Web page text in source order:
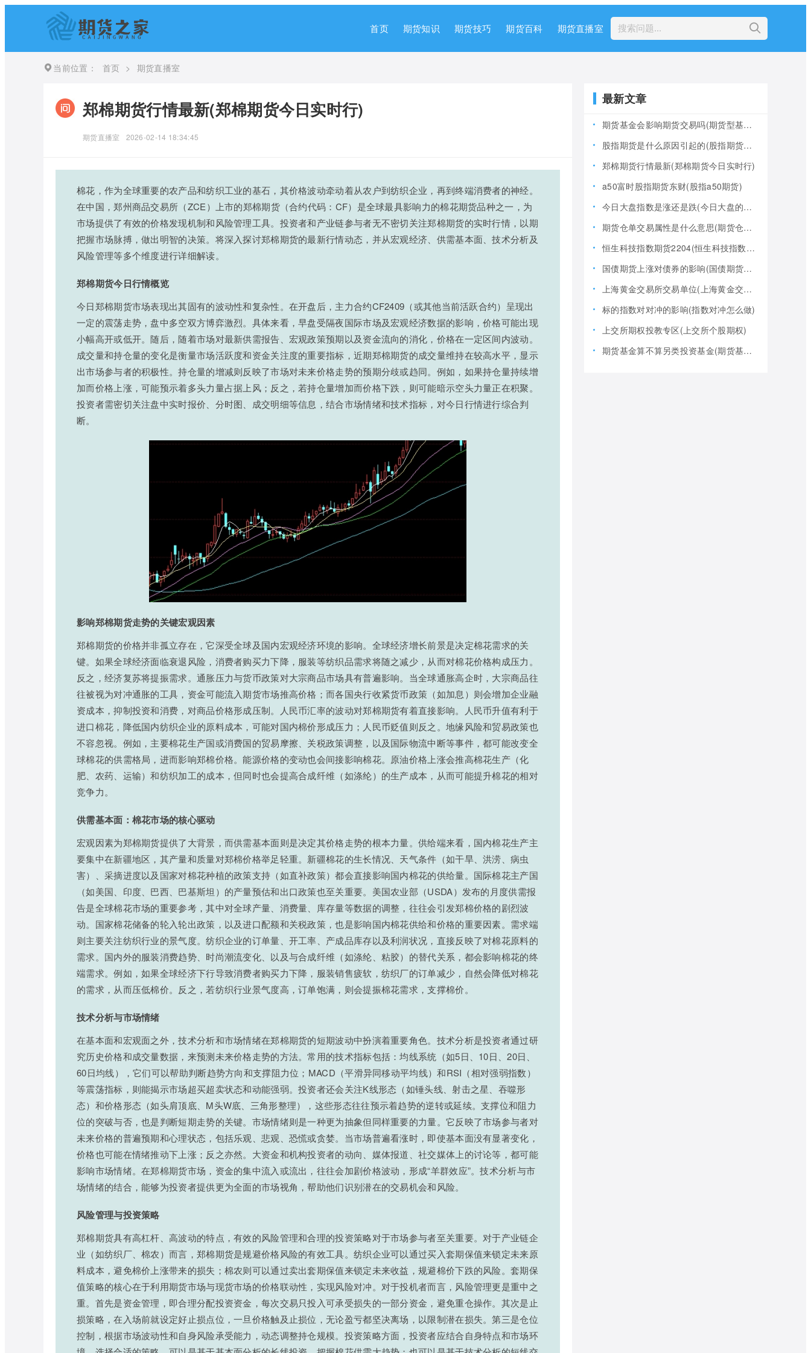
首页 期货知识 期货技巧 期货百科 期货直播室
当前位置： 首页 > 期货直播室
郑棉期货行情最新(郑棉期货今日实时行)
期货直播室 2026-02-14 18:34:45
棉花，作为全球重要的农产品和纺织工业的基石，其价格波动牵动着从农户到纺织企业，再到终端消费者的神经。
在中国，郑州商品交易所（ZCE）上市的郑棉期货（合约代码：CF）是全球最具影响力的棉花期货品种之一，为
市场提供了有效的价格发现机制和风险管理工具。投资者和产业链参与者无不密切关注郑棉期货的实时行情，以期
把握市场脉搏，做出明智的决策。将深入探讨郑棉期货的最新行情动态，并从宏观经济、供需基本面、技术分析及
风险管理等多个维度进行详细解读。
郑棉期货今日行情概览
今日郑棉期货市场表现出其固有的波动性和复杂性。在开盘后，主力合约CF2409（或其他当前活跃合约）呈现出
一定的震荡走势，盘中多空双方博弈激烈。具体来看，早盘受隔夜国际市场及宏观经济数据的影响，价格可能出现
小幅高开或低开。随后，随着市场对最新供需报告、宏观政策预期以及资金流向的消化，价格在一定区间内波动。
成交量和持仓量的变化是衡量市场活跃度和资金关注度的重要指标，近期郑棉期货的成交量维持在较高水平，显示
出市场参与者的积极性。持仓量的增减则反映了市场对未来价格走势的预期分歧或趋同。例如，如果持仓量持续增
加而价格上涨，可能预示着多头力量占据上风；反之，若持仓量增加而价格下跌，则可能暗示空头力量正在积聚。
投资者需密切关注盘中实时报价、分时图、成交明细等信息，结合市场情绪和技术指标，对今日行情进行综合判
断。
影响郑棉期货走势的关键宏观因素
郑棉期货的价格并非孤立存在，它深受全球及国内宏观经济环境的影响。全球经济增长前景是决定棉花需求的关
键。如果全球经济面临衰退风险，消费者购买力下降，服装等纺织品需求将随之减少，从而对棉花价格构成压力。
反之，经济复苏将提振需求。通胀压力与货币政策对大宗商品市场具有普遍影响。当全球通胀高企时，大宗商品往
往被视为对冲通胀的工具，资金可能流入期货市场推高价格；而各国央行收紧货币政策（如加息）则会增加企业融
资成本，抑制投资和消费，对商品价格形成压制。人民币汇率的波动对郑棉期货有着直接影响。人民币升值有利于
进口棉花，降低国内纺织企业的原料成本，可能对国内棉价形成压力；人民币贬值则反之。地缘风险和贸易政策也
不容忽视。例如，主要棉花生产国或消费国的贸易摩擦、关税政策调整，以及国际物流中断等事件，都可能改变全
球棉花的供需格局，进而影响郑棉价格。能源价格的变动也会间接影响棉花。原油价格上涨会推高棉花生产（化
肥、农药、运输）和纺织加工的成本，但同时也会提高合成纤维（如涤纶）的生产成本，从而可能提升棉花的相对
竞争力。
供需基本面：棉花市场的核心驱动
宏观因素为郑棉期货提供了大背景，而供需基本面则是决定其价格走势的根本力量。供给端来看，国内棉花生产主
要集中在新疆地区，其产量和质量对郑棉价格举足轻重。新疆棉花的生长情况、天气条件（如干旱、洪涝、病虫
害）、采摘进度以及国家对棉花种植的政策支持（如直补政策）都会直接影响国内棉花的供给量。国际棉花主产国
（如美国、印度、巴西、巴基斯坦）的产量预估和出口政策也至关重要。美国农业部（USDA）发布的月度供需报
告是全球棉花市场的重要参考，其中对全球产量、消费量、库存量等数据的调整，往往会引发郑棉价格的剧烈波
动。国家棉花储备的轮入轮出政策，以及进口配额和关税政策，也是影响国内棉花供给和价格的重要因素。需求端
则主要关注纺织行业的景气度。纺织企业的订单量、开工率、产成品库存以及利润状况，直接反映了对棉花原料的
需求。国内外的服装消费趋势、时尚潮流变化、以及与合成纤维（如涤纶、粘胶）的替代关系，都会影响棉花的终
端需求。例如，如果全球经济下行导致消费者购买力下降，服装销售疲软，纺织厂的订单减少，自然会降低对棉花
的需求，从而压低棉价。反之，若纺织行业景气度高，订单饱满，则会提振棉花需求，支撑棉价。
技术分析与市场情绪
在基本面和宏观面之外，技术分析和市场情绪在郑棉期货的短期波动中扮演着重要角色。技术分析是投资者通过研
究历史价格和成交量数据，来预测未来价格走势的方法。常用的技术指标包括：均线系统（如5日、10日、20日、
60日均线），它们可以帮助判断趋势方向和支撑阻力位；MACD（平滑异同移动平均线）和RSI（相对强弱指数）
等震荡指标，则能揭示市场超买超卖状态和动能强弱。投资者还会关注K线形态（如锤头线、射击之星、吞噬形
态）和价格形态（如头肩顶底、M头W底、三角形整理），这些形态往往预示着趋势的逆转或延续。支撑位和阻力
位的突破与否，也是判断短期走势的关键。市场情绪则是一种更为抽象但同样重要的力量。它反映了市场参与者对
未来价格的普遍预期和心理状态，包括乐观、悲观、恐慌或贪婪。当市场普遍看涨时，即使基本面没有显著变化，
价格也可能在情绪推动下上涨；反之亦然。大资金和机构投资者的动向、媒体报道、社交媒体上的讨论等，都可能
影响市场情绪。在郑棉期货市场，资金的集中流入或流出，往往会加剧价格波动，形成“羊群效应”。技术分析与市
场情绪的结合，能够为投资者提供更为全面的市场视角，帮助他们识别潜在的交易机会和风险。
风险管理与投资策略
郑棉期货具有高杠杆、高波动的特点，有效的风险管理和合理的投资策略对于市场参与者至关重要。对于产业链企
业（如纺织厂、棉农）而言，郑棉期货是规避价格风险的有效工具。纺织企业可以通过买入套期保值来锁定未来原
料成本，避免棉价上涨带来的损失；棉农则可以通过卖出套期保值来锁定未来收益，规避棉价下跌的风险。套期保
值策略的核心在于利用期货市场与现货市场的价格联动性，实现风险对冲。对于投机者而言，风险管理更是重中之
重。首先是资金管理，即合理分配投资资金，每次交易只投入可承受损失的一部分资金，避免重仓操作。其次是止
损策略，在入场前就设定好止损点位，一旦价格触及止损位，无论盈亏都坚决离场，以限制潜在损失。第三是仓位
控制，根据市场波动性和自身风险承受能力，动态调整持仓规模。投资策略方面，投资者应结合自身特点和市场环
最新文章
期货基金会影响期货交易吗(期货型基金风险大吗)
股指期货是什么原因引起的(股指期货产生的原因)
郑棉期货行情最新(郑棉期货今日实时行)
a50富时股指期货东财(股指a50期货)
今日大盘指数是涨还是跌(今日大盘的指数是多少)
期货仓单交易属性是什么意思(期货仓是什么意思)
恒生科技指数期货2204(恒生科技指数期货夜盘)
国债期货上涨对债券的影响(国债期货上涨对债券的影响大吗)
上海黄金交易所交易单位(上海黄金交易所全称)
标的指数对对冲的影响(指数对冲怎么做)
上交所期权投教专区(上交所个股期权)
期货基金算不算另类投资基金(期货基金是期货还是基金)